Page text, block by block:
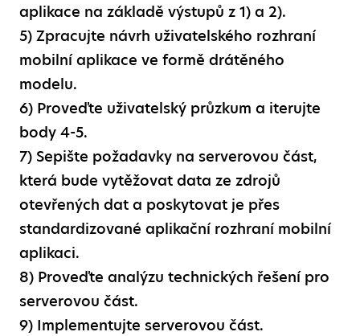
aplikace na základě výstupů z 1) a 2).
5) Zpracujte návrh uživatelského rozhraní
mobilní aplikace ve formě drátěného
modelu.
6) Proveďte uživatelský průzkum a iterujte
body 4-5.
7) Sepište požadavky na serverovou část,
která bude vytěžovat data ze zdrojů
otevřených dat a poskytovat je přes
standardizované aplikační rozhraní mobilní
aplikaci.
8) Proveďte analýzu technických řešení pro
serverovou část.
9) Implementujte serverovou část.